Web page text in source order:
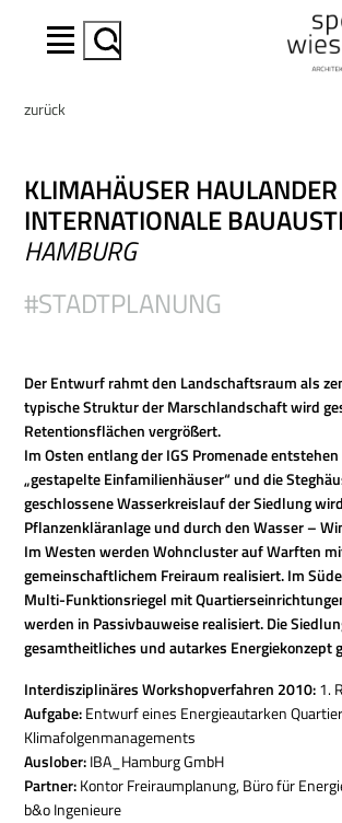
Suchen
zurück
KLIMAHÄUSER
INTERNATIONALE
HAMBURG
#STADTPLANUNG
Der Entwurf rahmt den Landschaftsraum als
typische Struktur der Marschlandschaft wird
Retentionsflächen vergrößert.
Im Osten entlang der IGS Promenade
„gestapelte Einfamilienhäuser“ und die
geschlossene Wasserkreislauf der Siedlung
Pflanzenkläranlage und durch den Wasser –
Im Westen werden Wohncluster auf Warften
gemeinschaftlichem Freiraum realisiert. Im
Multi-Funktionsriegel mit
werden in Passivbauweise realisiert. Die
gesamtheitliches und autarkes Energiekonzept
Interdisziplinäres Workshopverfahren 2010:1.
Aufgabe:Entwurf eines Energieautarken
Klimafolgenmanagements
Auslober:IBA_Hamburg GmbH
Partner:Kontor Freiraumplanung, Büro für
b&o Ingenieure